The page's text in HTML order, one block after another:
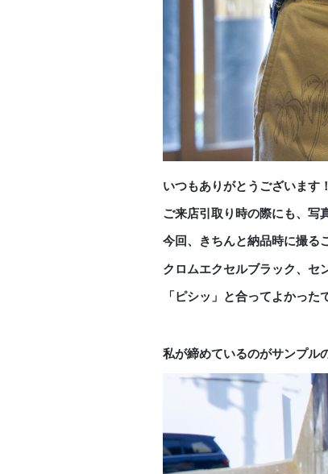
いつもありがとうございます！
ご来店引取り時の際にも、写
今回、きちんと納品時に撮る
クロムエクセルブラック、セ
「ピシッ」と合ってよかった
私が締めているのがサンプル